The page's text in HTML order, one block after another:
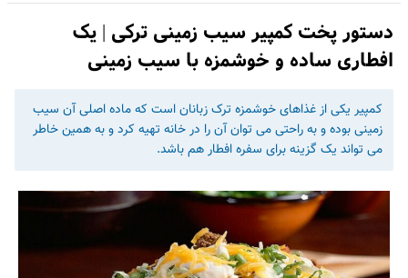
دستور پخت کمپیر سیب زمینی ترکی | یک
افطاری ساده و خوشمزه با سیب زمینی
کمپیر یکی از غذاهای خوشمزه ترک زبانان است که ماده اصلی آن سیب
زمینی بوده و به راحتی می توان آن را در خانه تهیه کرد و به همین خاطر
می تواند یک گزینه برای سفره افطار هم باشد.